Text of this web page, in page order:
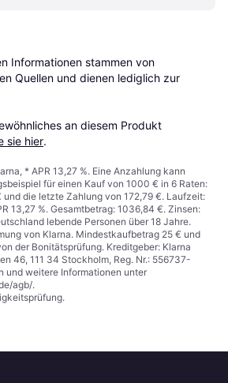
Informationen stammen von
Quellen und dienen lediglich zur
an diesem Produkt
sie hier.
* APR 13,27 %. Eine Anzahlung kann
für einen Kauf von 1000 € in 6 Raten:
und die letzte Zahlung von 172,79 €. Laufzeit:
13,27 %. Gesamtbetrag: 1036,84 €. Zinsen:
lebende Personen über 18 Jahre.
von Klarna. Mindestkaufbetrag 25 € und
der Bonitätsprüfung. Kreditgeber: Klarna
46, 111 34 Stockholm, Reg. Nr.: 556737-
und weitere Informationen unter
agb/.